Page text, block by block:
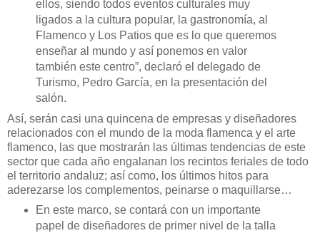
ellos, siendo todos eventos culturales muy
ligados a la cultura popular, la gastronomía, al
Flamenco y Los Patios que es lo que queremos
enseñar al mundo y así ponemos en valor
también este centro”, declaró el delegado de
Turismo, Pedro García, en la presentación del
salón.
Así, serán casi una quincena de empresas y diseñadores
relacionados con el mundo de la moda flamenca y el arte
flamenco, las que mostrarán las últimas tendencias de este
sector que cada año engalanan los recintos feriales de todo
el territorio andaluz; así como, los últimos hitos para
aderezarse los complementos, peinarse o maquillarse…
En este marco, se contará con un importante
papel de diseñadores de primer nivel de la talla